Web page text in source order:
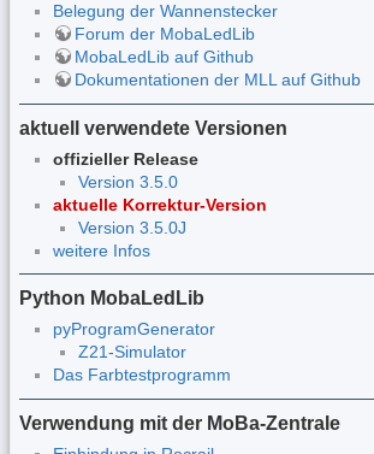
Belegung der Wannenstecker
Forum der MobaLedLib
MobaLedLib auf Github
Dokumentationen der MLL auf Github
aktuell verwendete Versionen
offizieller Release
Version 3.5.0
aktuelle Korrektur-Version
Version 3.5.0J
weitere Infos
Python MobaLedLib
pyProgramGenerator
Z21-Simulator
Das Farbtestprogramm
Verwendung mit der MoBa-Zentrale